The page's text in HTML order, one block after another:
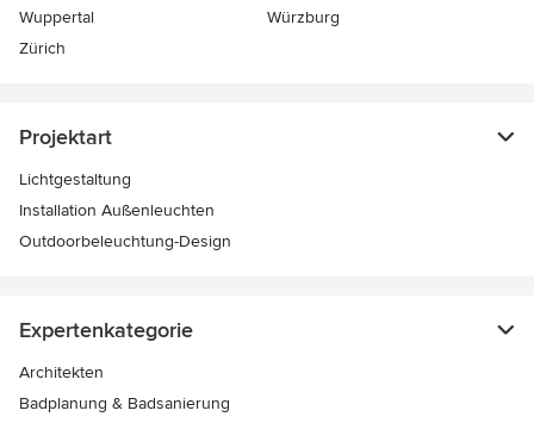
Wuppertal
Würzburg
Zürich
Projektart
Lichtgestaltung
Installation Außenleuchten
Outdoorbeleuchtung-Design
Expertenkategorie
Architekten
Badplanung & Badsanierung